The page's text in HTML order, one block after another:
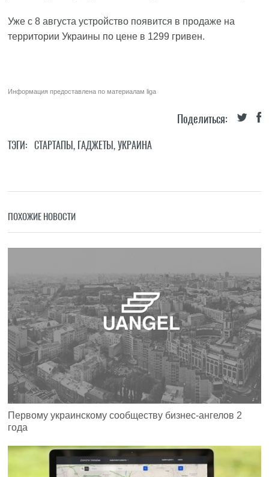
Уже с 8 августа устройство появится в продаже на
территории Украины по цене в 1299 гривен.
Информация предоставлена по материаламliga
Поделиться:
ТЭГИ: СТАРТАПЫ, ГАДЖЕТЫ,УКРАИНА
ПОХОЖИЕ НОВОСТИ
Первому украинскому сообществу бизнес-ангелов 2
года